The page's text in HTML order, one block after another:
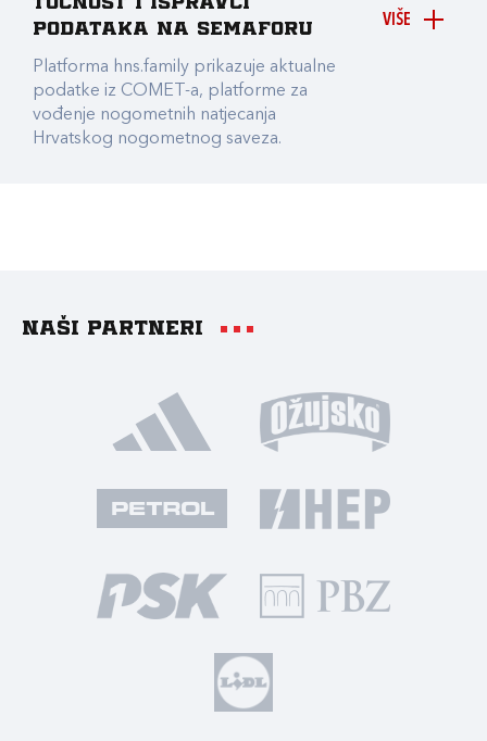
VIŠE
podataka na Semaforu
Platforma hns.family prikazuje aktualne
podatke iz COMET-a, platforme za
vođenje nogometnih natjecanja
Hrvatskog nogometnog saveza.
Naši partneri